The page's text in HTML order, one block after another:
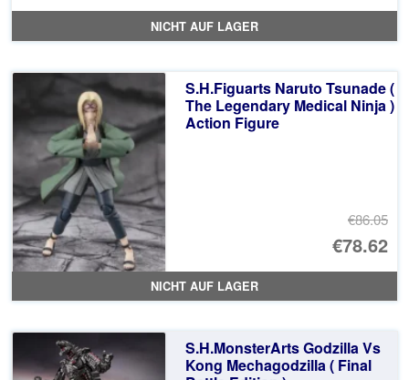
NICHT AUF LAGER
S.H.Figuarts Naruto Tsunade (
The Legendary Medical Ninja )
Action Figure
€86.05
€78.62
NICHT AUF LAGER
S.H.MonsterArts Godzilla Vs
Kong Mechagodzilla ( Final